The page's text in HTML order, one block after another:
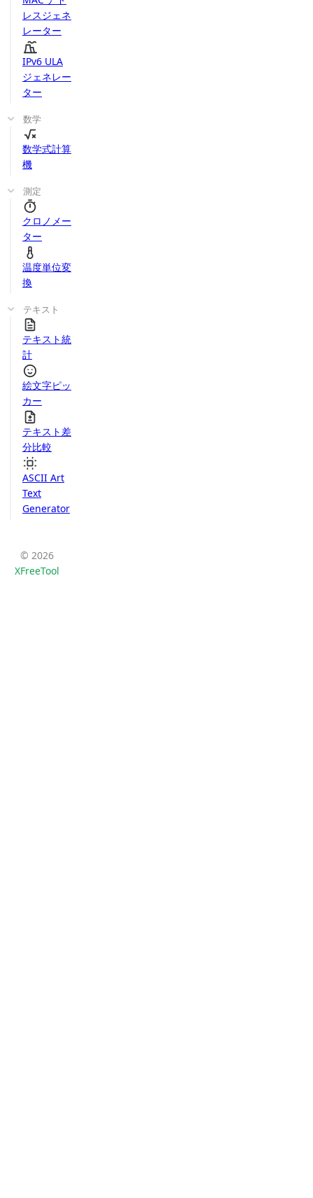
レスジェネ
レーター
IPv6 ULA
ジェネレー
ター
数学
数学式計算
機
測定
クロノメー
ター
温度単位変
換
テキスト
テキスト統
計
絵文字ピッ
カー
テキスト差
分比較
ASCII Art
Text
Generator
© 2026
XFreeTool